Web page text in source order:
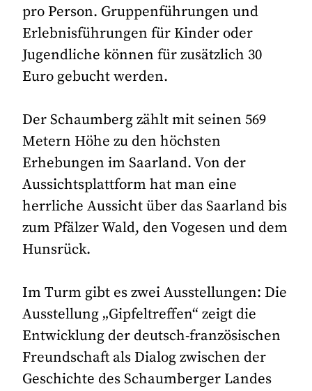
pro Person. Gruppenführungen und
Erlebnisführungen für Kinder oder
Jugendliche können für zusätzlich 30
Euro gebucht werden.
Der Schaumberg zählt mit seinen 569
Metern Höhe zu den höchsten
Erhebungen im Saarland. Von der
Aussichtsplattform hat man eine
herrliche Aussicht über das Saarland bis
zum Pfälzer Wald, den Vogesen und dem
Hunsrück.
Im Turm gibt es zwei Ausstellungen: Die
Ausstellung „Gipfeltreffen“ zeigt die
Entwicklung der deutsch-französischen
Freundschaft als Dialog zwischen der
Geschichte des Schaumberger Landes